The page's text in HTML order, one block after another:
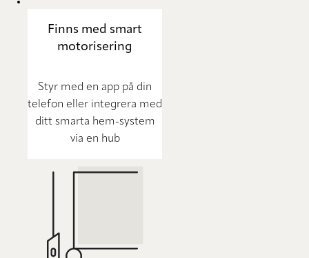
Finns med smart
motorisering
Styr med en app på din
telefon eller integrera med
ditt smarta hem-system
via en hub